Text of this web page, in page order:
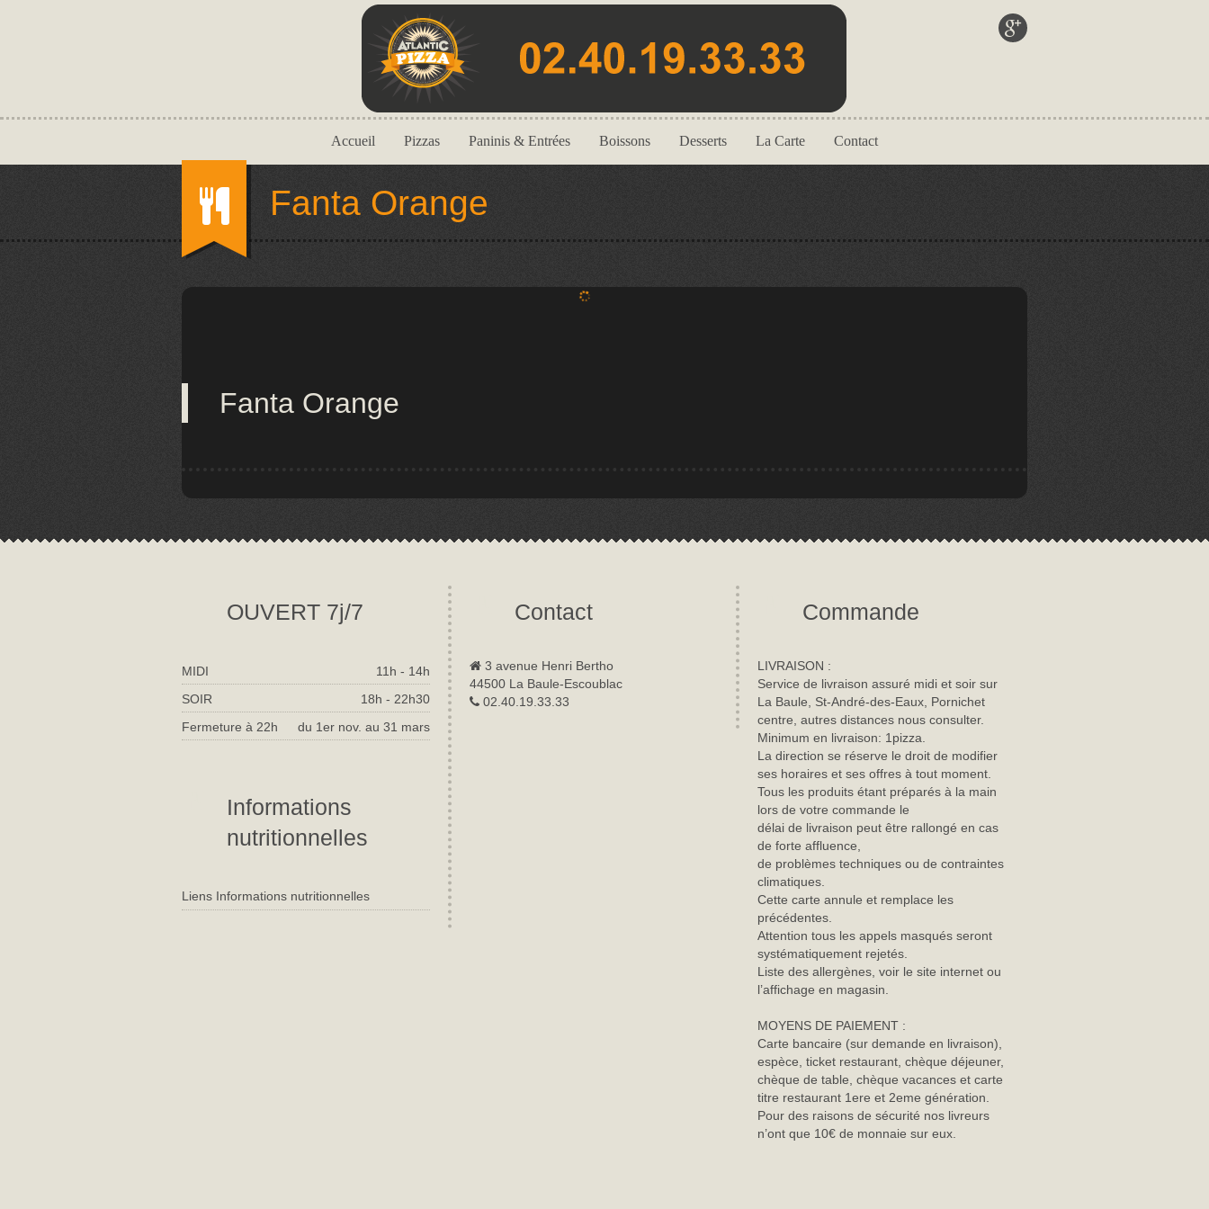
Accueil Pizzas Paninis & Entrées Boissons Desserts La Carte Contact
Fanta Orange
Fanta Orange
OUVERT 7j/7
MIDI
11h - 14h
SOIR
18h - 22h30
Fermeture à 22h
du 1er nov. au 31 mars
Informations
nutritionnelles
Liens Informations nutritionnelles
Contact
3 avenue Henri Bertho
44500 La Baule-Escoublac
02.40.19.33.33
Commande
LIVRAISON :
Service de livraison assuré midi et soir sur
La Baule, St-André-des-Eaux, Pornichet
centre, autres distances nous consulter.
Minimum en livraison: 1pizza.
La direction se réserve le droit de modifier
ses horaires et ses offres à tout moment.
Tous les produits étant préparés à la main
lors de votre commande le
délai de livraison peut être rallongé en cas
de forte affluence,
de problèmes techniques ou de contraintes
climatiques.
Cette carte annule et remplace les
précédentes.
Attention tous les appels masqués seront
systématiquement rejetés.
Liste des allergènes, voir le site internet ou
l’affichage en magasin.
MOYENS DE PAIEMENT :
Carte bancaire (sur demande en livraison),
espèce, ticket restaurant, chèque déjeuner,
chèque de table, chèque vacances et carte
titre restaurant 1ere et 2eme génération.
Pour des raisons de sécurité nos livreurs
n’ont que 10€ de monnaie sur eux.